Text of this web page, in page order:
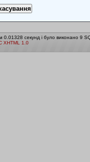
0.01328 секунд і було виконано 9
XHTML 1.0